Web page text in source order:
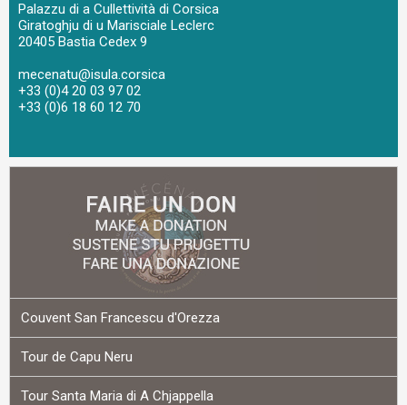
Palazzu di a Cullettività di Corsica
Giratoghju di u Marisciale Leclerc
20405 Bastia Cedex 9
mecenatu@isula.corsica
+33 (0)4 20 03 97 02
+33 (0)6 18 60 12 70
Couvent San Francescu d'Orezza
Tour de Capu Neru
Tour Santa Maria di A Chjappella